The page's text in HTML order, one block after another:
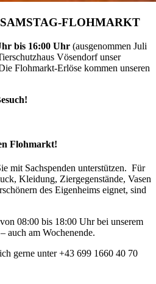
FLOHMARKT
bis 16:00 Uhr (ausgenommen Juli
Vösendorf unser
Flohmarkt-Erlöse kommen unseren
Flohmarkt!
mit Sachspenden unterstützen. Für
Kleidung, Ziergegenstände, Vasen
des Eigenheims eignet, sind
08:00 bis 18:00 Uhr bei unserem
auch am Wochenende.
gerne unter +43 699 1660 40 70